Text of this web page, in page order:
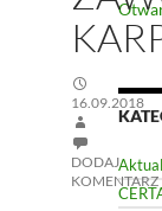
16.09.2018
DODAJ
KOMENTARZ